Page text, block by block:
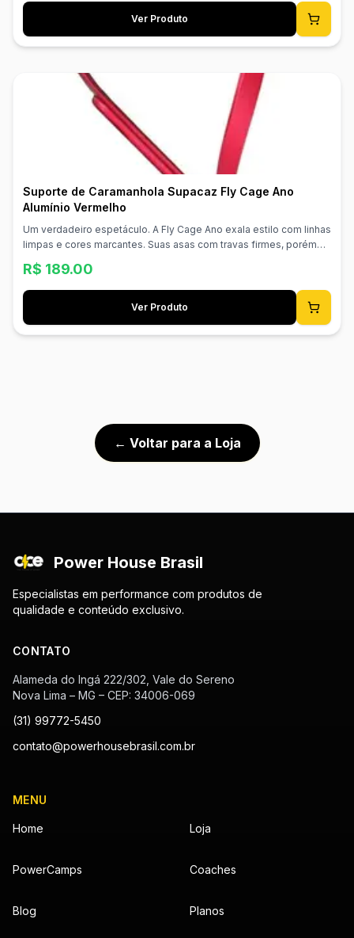
Ver Produto
Suporte de Caramanhola Supacaz Fly Cage Ano
Alumínio Vermelho
Um verdadeiro espetáculo. A Fly Cage Ano exala estilo com linhas
limpas e cores marcantes. Suas asas com travas firmes, porém
acessíveis, ultraleves e com acabamento deslumbrante fazem
desta obra-prima em alumínio 100% anodizado o nosso suporte
mais vendido. 100% Alumínio Anodizado Asas com Trava Firme
Aprovado para Estrada/MTB Superleve e Durável Material:
Alumínio Peso: 18g
R$ 189.00
Ver Produto
← Voltar para a Loja
Power House Brasil
Especialistas em performance com produtos de
qualidade e conteúdo exclusivo.
CONTATO
Alameda do Ingá 222/302, Vale do Sereno
Nova Lima – MG – CEP: 34006-069
(31) 99772-5450
contato@powerhousebrasil.com.br
MENU
Home Loja
PowerCamps Coaches
Blog Planos